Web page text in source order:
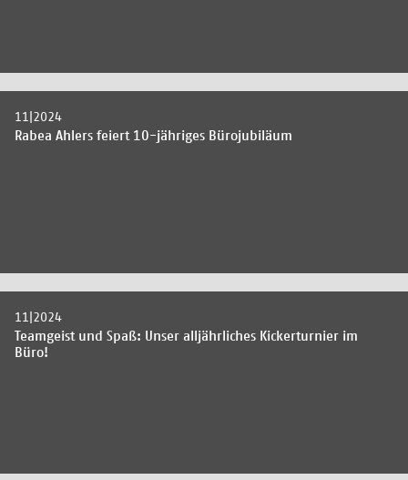
11|2024
Rabea Ahlers feiert 10-jähriges Bürojubiläum
11|2024
Teamgeist und Spaß: Unser alljährliches Kickerturnier im
Büro!